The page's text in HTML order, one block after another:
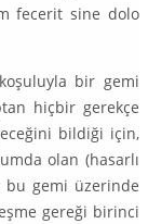
fecerit sine dolo
koşuluyla bir gemi
hiçbir gerekçe
bildiği için,
olan (hasarlı
bu gemi üzerinde
gereği birinci